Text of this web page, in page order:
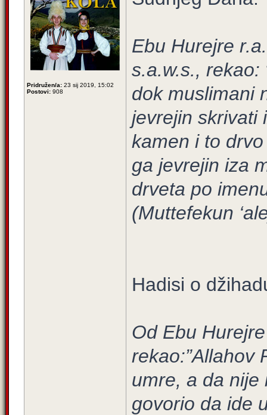
Pridružen/a: 23 sij 2019, 15:02
Postovi: 908
Ebu Hurejre
s.a.w.s., rekao:
dok muslimani
jevrejin skrivati
kamen i to
ga jevrejin iza
drveta po
(Muttefekun
Hadisi o
Od Ebu
rekao:”Allahov
umre, a da nije
govorio da ide